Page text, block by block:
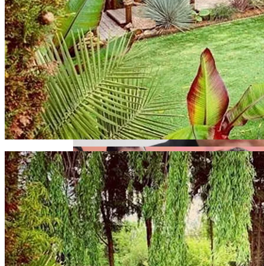
Легковушку: Двое Погибших
Прокурор Хмельницкой Области Умер
От Осложнений Коронавируса
Дуэт Из Украины Выступит На
Легендарном Фестивале Coachella